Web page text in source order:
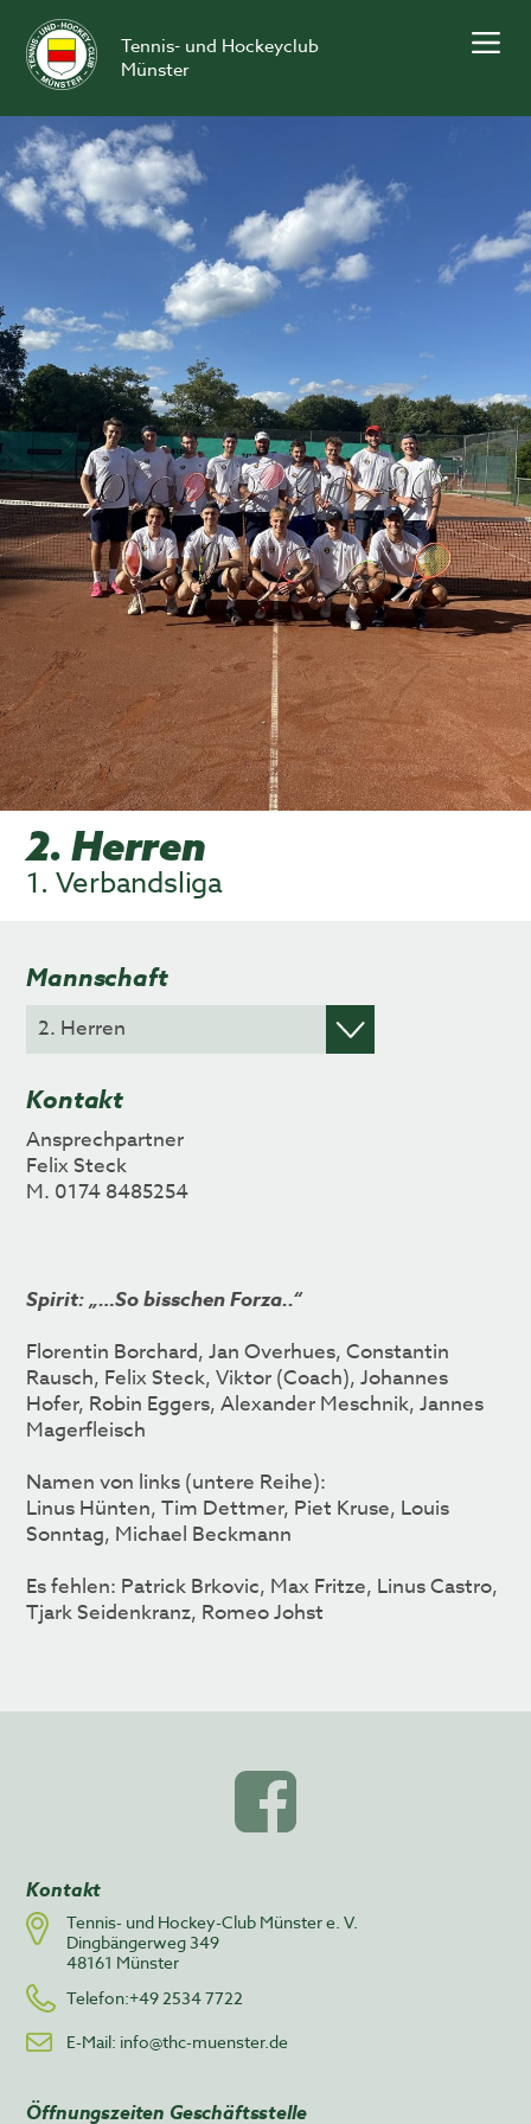
content
Tennis- und Hockeyclub
Münster
2. Herren
1. Verbandsliga
Mannschaft
Kontakt
Ansprechpartner
Felix Steck
M. 0174 8485254
Spirit: „…So bisschen Forza..“
Florentin Borchard, Jan Overhues, Constantin
Rausch, Felix Steck, Viktor (Coach), Johannes
Hofer, Robin Eggers, Alexander Meschnik, Jannes
Magerfleisch
Namen von links (untere Reihe):
Linus Hünten, Tim Dettmer, Piet Kruse, Louis
Sonntag, Michael Beckmann
Es fehlen: Patrick Brkovic, Max Fritze, Linus Castro,
Tjark Seidenkranz, Romeo Johst
Kontakt
Tennis- und Hockey-Club Münster e. V.
Dingbängerweg 349
48161 Münster
Telefon:+49 2534 7722
E-Mail: info@thc-muenster.de
Öffnungszeiten Geschäftsstelle